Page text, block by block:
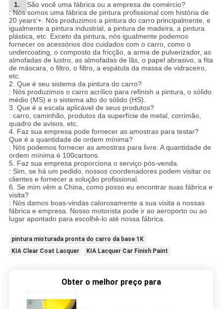
1.
São você uma fábrica ou a empresa de comércio?
: Nós somos uma fábrica de pintura profissional com história de
20 years'+. Nós produzimos a pintura do carro principalmente, e
igualmente a pintura industrial, a pintura de madeira, a pintura
plástica, etc. Exceto da pintura, nós igualmente podemos
fornecer os acessórios dos cuidados com o carro, como o
undercoating, o composto da fricção, a arma de pulverizador, as
almofadas de lustro, as almofadas de lãs, o papel abrasivo, a fita
de máscara, o filtro, o filtro, a espátula da massa de vidraceiro,
etc.
2. Que é seu sistema da pintura do carro?
: Nós produzimos o carro acrílico para refinish a pintura, o sólido
médio (MS) e o sistema alto do sólido (HS).
3. Que é a escala aplicável de seus produtos?
: carro, caminhão, produtos da superfície de metal, corrimão,
quadro de avisos, etc.
4. Faz sua empresa pode fornecer as amostras para testar?
Que é a quantidade de ordem mínima?
: Nós podemos fornecer as amostras para livre. A quantidade de
ordem mínima é 100cartons.
5. Faz sua empresa proporciona o serviço pós-venda.
: Sim, se há um pedido, nossos coordenadores podem visitar os
clientes e fornecer a solução profissional.
6. Se mim vêm a China, como posso eu encontrar suas fábrica e
visita?
: Nós damos boas-vindas calorosamente a sua visita a nossas
fábrica e empresa. Nosso motorista pode ir ao aeroporto ou ao
lugar apontado para escolhê-lo até nossa fábrica.
pintura misturada pronta do carro da base 1K
KIA Clear Coat Lacquer
KIA Lacquer Car Finish Paint
Obter o melhor preço para